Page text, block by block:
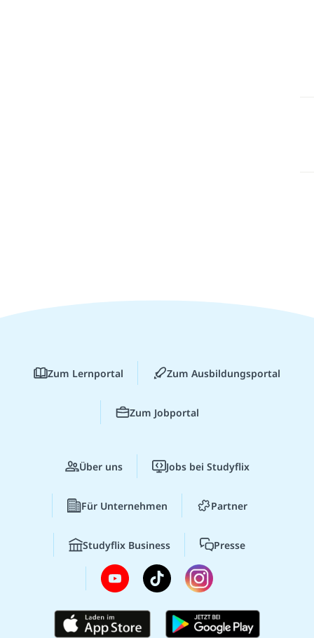
Zum Lernportal Zum Ausbildungsportal
Zum Jobportal
Über uns Jobs bei Studyflix
Für Unternehmen Partner
Studyflix Business Presse